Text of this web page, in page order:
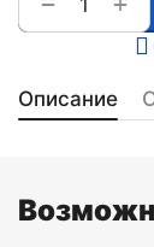
Описание